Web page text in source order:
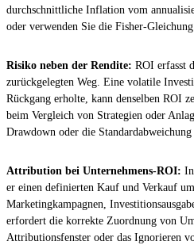
durchschnittliche Inflation vom
oder verwenden Sie die Fisher-
Risiko neben der Rendite: ROI erfasst
zurückgelegten Weg. Eine volatile
Rückgang erholte, kann denselben ROI
beim Vergleich von Strategien oder
Drawdown oder die
Attribution bei Unternehmens-ROI:
er einen definierten Kauf und Verkauf
Marketingkampagnen,
erfordert die korrekte Zuordnung von
Attributionsfenster oder das Ignorieren